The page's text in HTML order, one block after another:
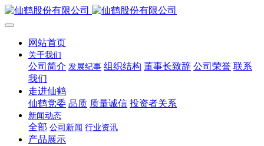
网站首页
关于我们
公司简介 发展纪事 组织结构 董事长致辞 公司荣誉 联系
我们
走进仙鹤
仙鹤党委 品质 质量诚信 投资者关系
新闻动态
全部 公司新闻 行业资讯
产品展示